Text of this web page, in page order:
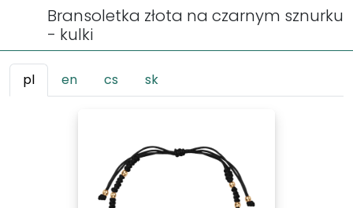
Bransoletka złota na czarnym sznurku
- kulki
pl en cs sk